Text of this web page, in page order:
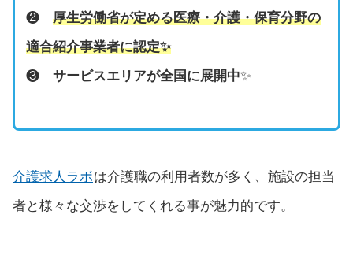
❷ 厚生労働省が定める医療・介護・保育分野の
適合紹介事業者に認定✨
❸ サービスエリアが全国に展開中✨
介護求人ラボは介護職の利用者数が多く、施設の担当
者と様々な交渉をしてくれる事が魅力的です。